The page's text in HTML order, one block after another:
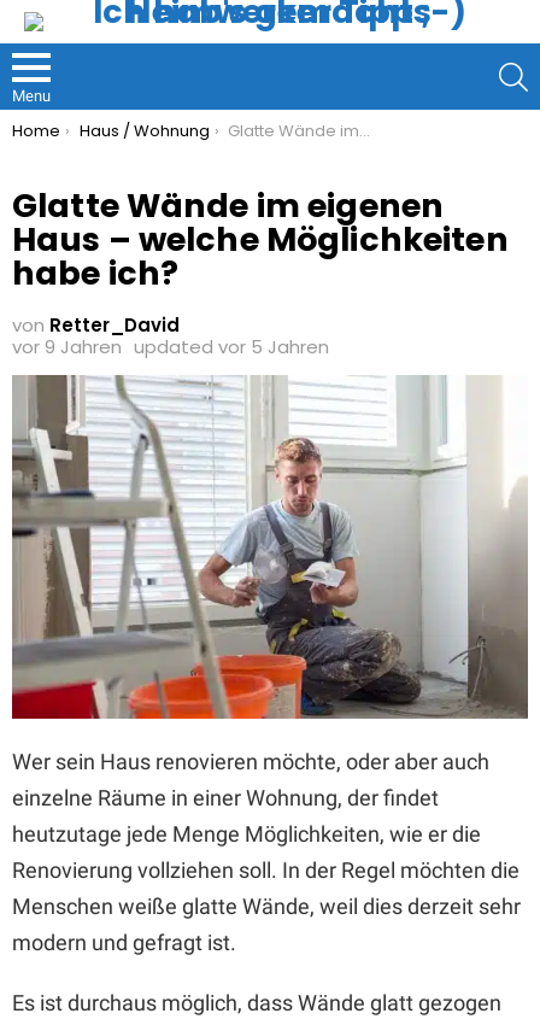
Menu
You are here:
Home Haus / Wohnung Glatte Wände im eigenen Haus – welche Möglichkeiten habe ich?
Glatte Wände im eigenen
Haus – welche Möglichkeiten
habe ich?
von Retter_David
vor 9 Jahren updated vor 5 Jahren
Wer sein Haus renovieren möchte, oder aber auch
einzelne Räume in einer Wohnung, der findet
heutzutage jede Menge Möglichkeiten, wie er die
Renovierung vollziehen soll. In der Regel möchten die
Menschen weiße glatte Wände, weil dies derzeit sehr
modern und gefragt ist.
Es ist durchaus möglich, dass Wände glatt gezogen